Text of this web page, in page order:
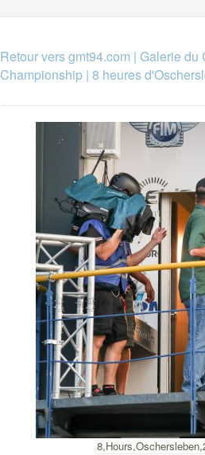
Retour vers gmt94.com | Galerie du
Championship| 8 heures